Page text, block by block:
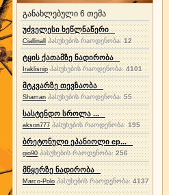
განახლებული 6 თემა
უძველესი ხეწლნაწერი
Ciallinall პასუხების რაოდენობა:12
ტყის ქათამზე ნადირობა
Iraklisnip პასუხების რაოდენობა: 4101
მტკვარზე თევზაობა
Shaman პასუხების რაოდენობა:55
სასტენდო სროლა ...
akson777 პასუხების რაოდენობა:195
ბრეტონული ეპანიოლი ep...
gio90 პასუხების რაოდენობა:256
მწყერზე ნადირობა
Marco-Polo პასუხების რაოდენობა:4137